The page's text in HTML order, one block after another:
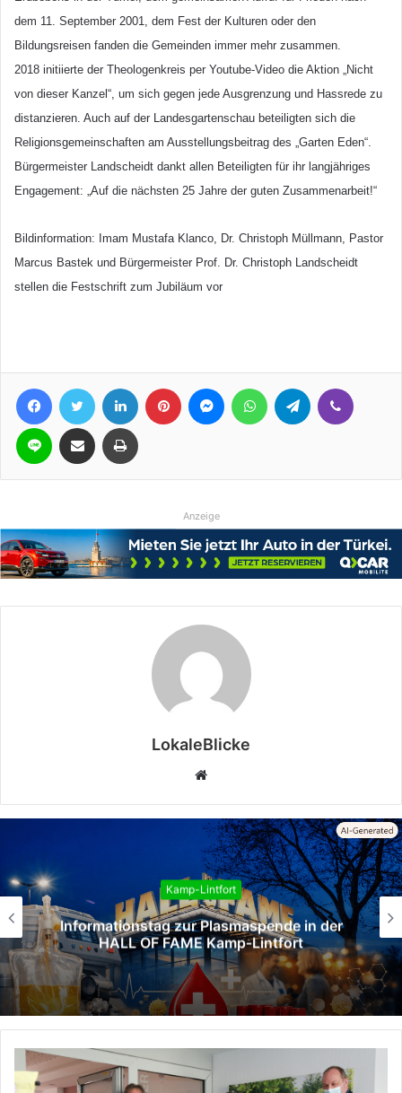
dem 11. September 2001, dem Fest der Kulturen oder den
Bildungsreisen fanden die Gemeinden immer mehr zusammen.
2018 initiierte der Theologenkreis per Youtube-Video die Aktion „Nicht
von dieser Kanzel“, um sich gegen jede Ausgrenzung und Hassrede zu
distanzieren. Auch auf der Landesgartenschau beteiligten sich die
Religionsgemeinschaften am Ausstellungsbeitrag des „Garten Eden“.
Bürgermeister Landscheidt dankt allen Beteiligten für ihr langjähriges
Engagement: „Auf die nächsten 25 Jahre der guten Zusammenarbeit!“
Bildinformation: Imam Mustafa Klanco, Dr. Christoph Müllmann, Pastor
Marcus Bastek und Bürgermeister Prof. Dr. Christoph Landscheidt
stellen die Festschrift zum Jubiläum vor
FacebookTwitter LinkedIn Pinterest MessengerWhatsAppTelegram
Line Teile per E-Mail Drucken
Anzeige
LokaleBlicke
Webseite
in der
Kamp-Lintfort
Zweites Seminar am 13.